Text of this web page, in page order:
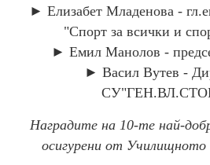
ПРОЕКТИ
ПРОГРАМА -
STEM ЦЕНТЪР СУ
► Елизабет Младенова -
"Спорт за всички и
► Емил Манолов -
► Васил Вутев -
Наградите на 10-те най-
осигурени от